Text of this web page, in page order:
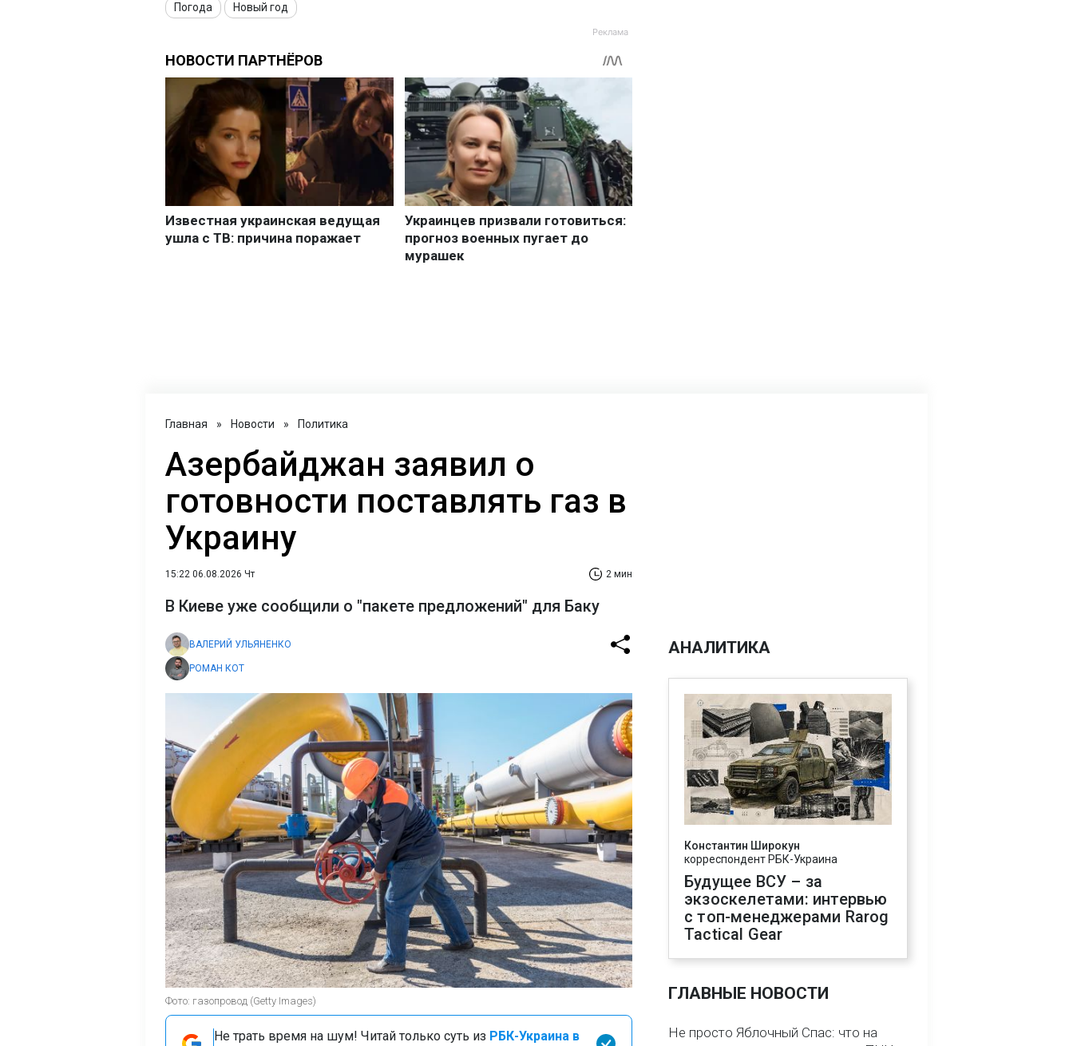
Погода Новый год
Главная » Новости » Политика
Азербайджан заявил о
готовности поставлять газ в
Украину
15:22 06.08.2026 Чт 2 мин
В Киеве уже сообщили о "пакете предложений" для Баку
ВАЛЕРИЙ УЛЬЯНЕНКО
РОМАН КОТ
Фото: газопровод (Getty Images)
Не трать время на шум! Читай только суть из РБК-Украина в
АНАЛИТИКА
Константин Широкун
корреспондент РБК-Украина
Будущее ВСУ – за
экзоскелетами: интервью
с топ-менеджерами Rarog
Tactical Gear
ГЛАВНЫЕ НОВОСТИ
Не просто Яблочный Спас: что на